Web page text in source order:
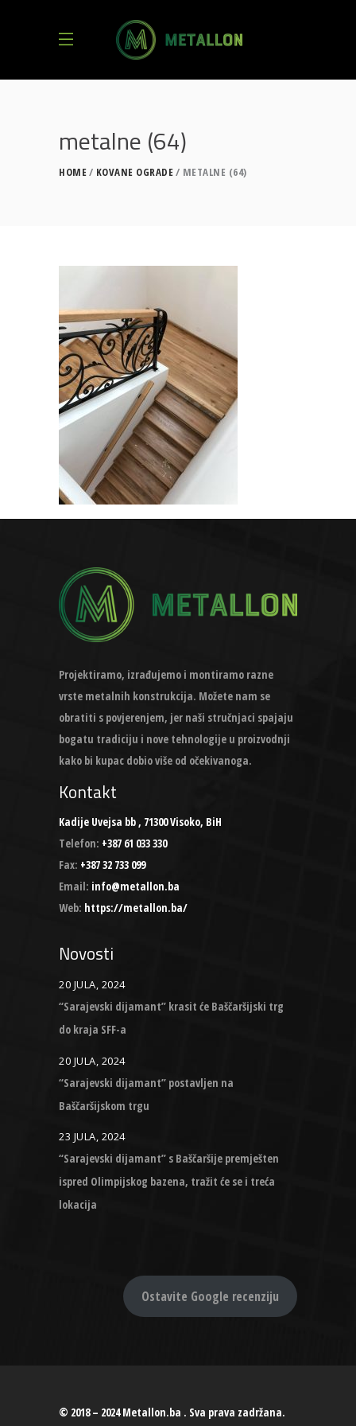
metalne (64)
HOME KOVANE OGRADE METALNE (64)
Projektiramo, izrađujemo i montiramo razne
vrste metalnih konstrukcija. Možete nam se
obratiti s povjerenjem, jer naši stručnjaci spajaju
bogatu tradiciju i nove tehnologije u proizvodnji
kako bi kupac dobio više od očekivanoga.
Kontakt
Kadije Uvejsa bb , 71300 Visoko, BiH
Telefon: +387 61 033 330
Fax: +387 32 733 099
Email: info@metallon.ba
Web: https://metallon.ba/
Novosti
20 JULA, 2024
“Sarajevski dijamant” krasit će Baščaršijski trg
do kraja SFF-a
20 JULA, 2024
“Sarajevski dijamant” postavljen na
Baščaršijskom trgu
23 JULA, 2024
“Sarajevski dijamant” s Baščaršije premješten
ispred Olimpijskog bazena, tražit će se i treća
lokacija
Ostavite Google recenziju
© 2018 – 2024 Metallon.ba . Sva prava zadržana.